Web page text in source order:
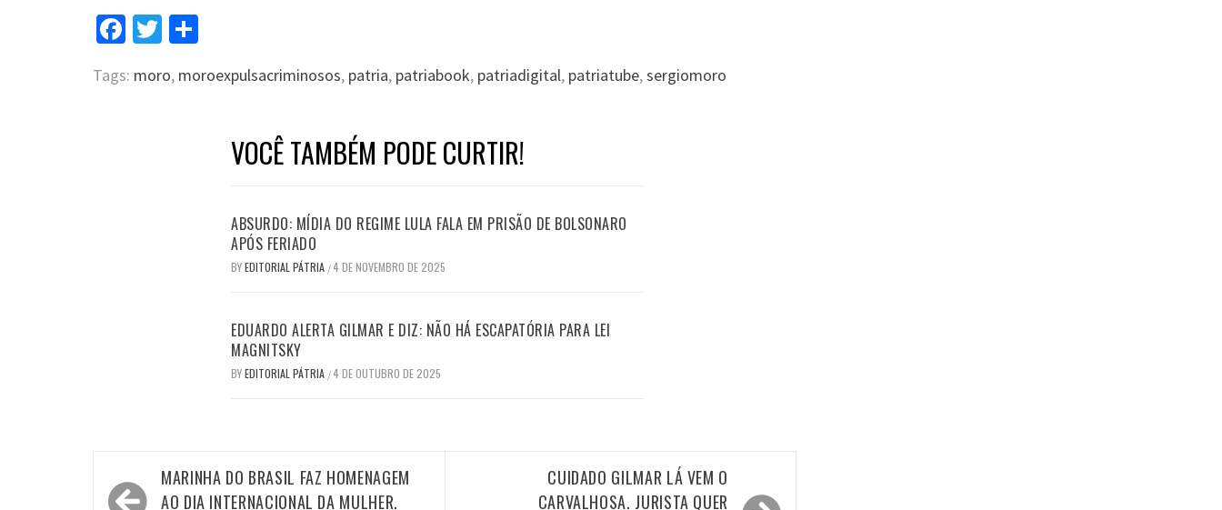
Facebook
Twitter
Tags: moro, moroexpulsacriminosos, patria, patriabook, patriadigital, patriatube,sergiomoro
VOCÊ TAMBÉM PODE CURTIR!
ABSURDO: MÍDIA DO REGIME LULA FALA EM PRISÃO DE BOLSONARO
APÓS FERIADO
BYEDITORIAL PÁTRIA /4 DE NOVEMBRO DE 2025
EDUARDO ALERTA GILMAR E DIZ: NÃO HÁ ESCAPATÓRIA PARA LEI
MAGNITSKY
BYEDITORIAL PÁTRIA /4 DE OUTUBRO DE 2025
NavegaçãoMARINHA DO BRASIL FAZ HOMENAGEM
AO DIA INTERNACIONAL DA MULHER.
CUIDADO GILMAR LÁ VEM O
CARVALHOSA. JURISTA QUER